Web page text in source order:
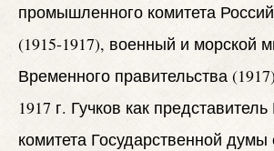
промышленного комитета
(1915-1917), военный и морской
Временного правительства
1917 г. Гучков как
комитета Государственной думы